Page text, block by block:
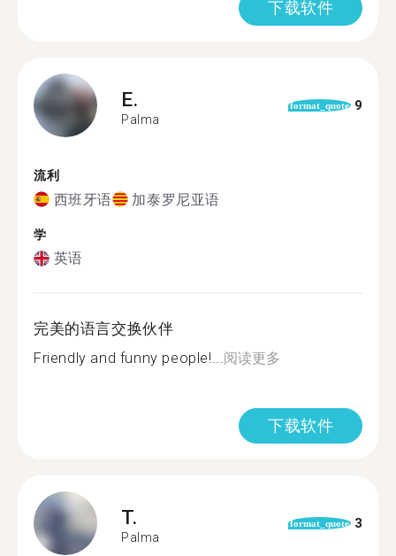
下载软件
E.
Palma
format_quote 9
流利
西班牙语 加泰罗尼亚语
学
英语
完美的语言交换伙伴
Friendly and funny people!...阅读更多
下载软件
T.
Palma
format_quote 3